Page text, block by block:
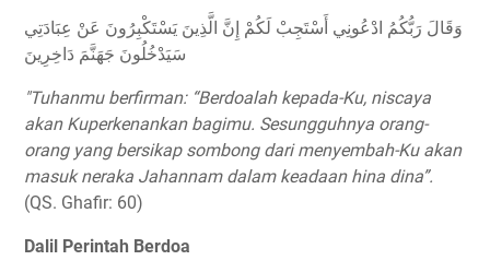
وَقَالَ رَبُّكُمُ ادْعُونِي أَسْتَجِبْ لَكُمْ إِنَّ الَّذِينَ يَسْتَكْبِرُونَ عَنْ عِبَادَتِي
سَيَدْخُلُونَ جَهَنَّمَ دَاخِرِينَ
"Tuhanmu berfirman: “Berdoalah kepada-Ku, niscaya
akan Kuperkenankan bagimu. Sesungguhnya orang-
orang yang bersikap sombong dari menyembah-Ku akan
masuk neraka Jahannam dalam keadaan hina dina”.
(QS. Ghafir: 60)
Dalil Perintah Berdoa